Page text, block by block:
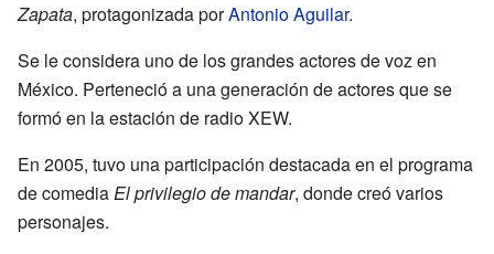
Zapata, protagonizada porAntonio Aguilar.
Se le considera uno de los grandes actores de voz en
México. Perteneció a una generación de actores que se
formó en la estación de radio XEW.
En 2005, tuvo una participación destacada en el programa
de comediaEl privilegio de mandar, donde creó varios
personajes.